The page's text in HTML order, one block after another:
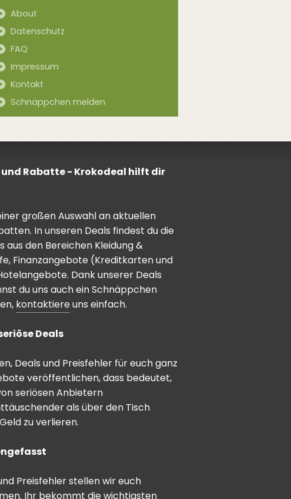
About
Datenschutz
FAQ
Impressum
Kontakt
Schnäppchen melden
Rabatte - Krokodeal hilft dir
großen Auswahl an aktuellen
In unseren Deals findest du die
den Bereichen Kleidung &
Finanzangebote (Kreditkarten und
Dank unserer Deals
du uns auch ein Schnäppchen
kontaktiere uns einfach.
Deals
Deals und Preisfehler für euch ganz
veröffentlichen, dass bedeutet,
seriösen Anbietern
als über den Tisch
zu verlieren.
Preisfehler stellen wir euch
Ihr bekommt die wichtigsten